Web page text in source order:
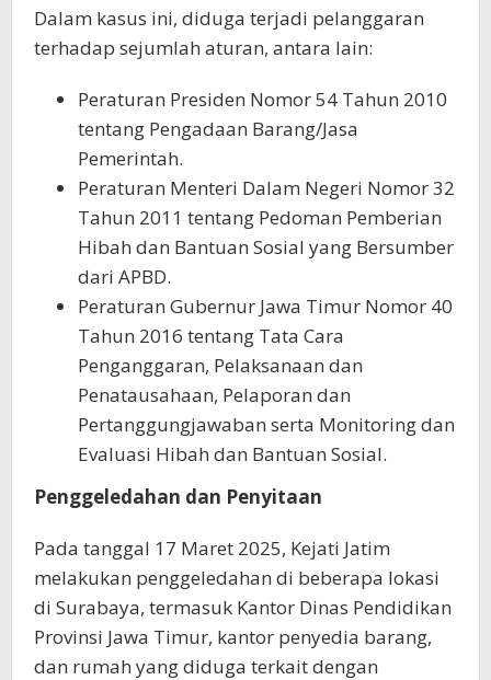
Dalam kasus ini, diduga terjadi pelanggaran
terhadap sejumlah aturan, antara lain:
Peraturan Presiden Nomor 54 Tahun 2010
tentang Pengadaan Barang/Jasa
Pemerintah.
Peraturan Menteri Dalam Negeri Nomor 32
Tahun 2011 tentang Pedoman Pemberian
Hibah dan Bantuan Sosial yang Bersumber
dari APBD.
Peraturan Gubernur Jawa Timur Nomor 40
Tahun 2016 tentang Tata Cara
Penganggaran, Pelaksanaan dan
Penatausahaan, Pelaporan dan
Pertanggungjawaban serta Monitoring dan
Evaluasi Hibah dan Bantuan Sosial.
Penggeledahan dan Penyitaan
Pada tanggal 17 Maret 2025, Kejati Jatim
melakukan penggeledahan di beberapa lokasi
di Surabaya, termasuk Kantor Dinas Pendidikan
Provinsi Jawa Timur, kantor penyedia barang,
dan rumah yang diduga terkait dengan